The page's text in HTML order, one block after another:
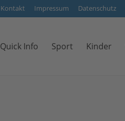
Kontakt Impressum Datenschutz
Quick Info Sport Kinder